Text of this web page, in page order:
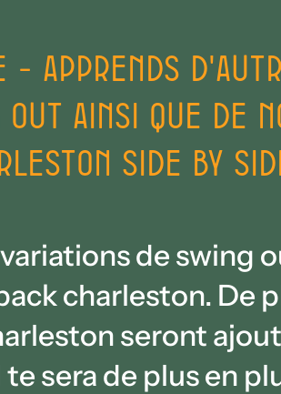
- Apprends
ainsi que de
side by
de swing
charleston. De
seront
sera de plus en